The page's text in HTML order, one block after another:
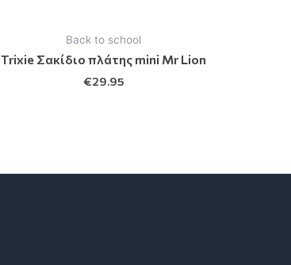
Back to school
Trixie Σακίδιο πλάτης mini Mr Lion
€29.95